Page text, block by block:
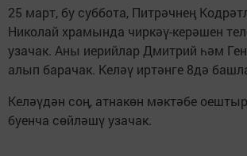
25 март, бу суббота, Питрәчнең
Николай храмында чиркәү-керәшен
узачак. Аны иерийлар Дмитрий һәм
алып барачак. Келәү иртәнге 8дә
Келәүдән соң, атнакөн мәктәбе
буенча сөйләшү узачак.